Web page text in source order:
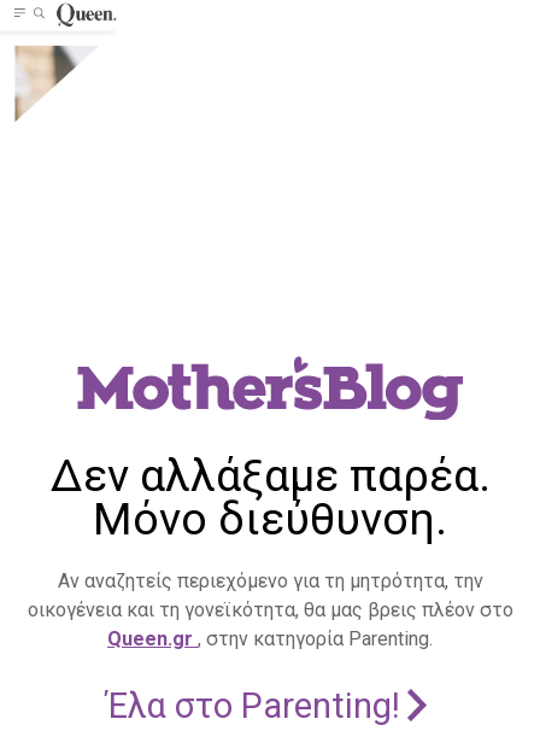
Δεν αλλάξαμε παρέα.
Μόνο διεύθυνση.
Αν αναζητείς περιεχόμενο για τη μητρότητα, την
οικογένεια και τη γονεϊκότητα, θα μας βρεις πλέον στο
Queen.gr , στην κατηγορία Parenting.
Έλα στο Parenting!